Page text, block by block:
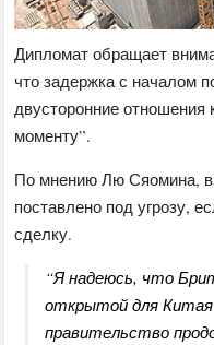
Дипломат обращает
что задержка с началом
двусторонние отношения
моменту”.
По мнению Лю Сяомина,
поставлено под угрозу,
сделку.
“Я надеюсь, что
открытой для
правительство